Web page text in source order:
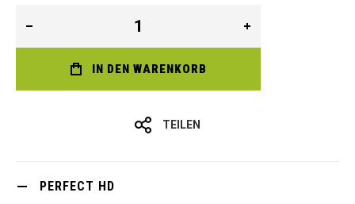
IN DEN WARENKORB
TEILEN
PERFECT HD